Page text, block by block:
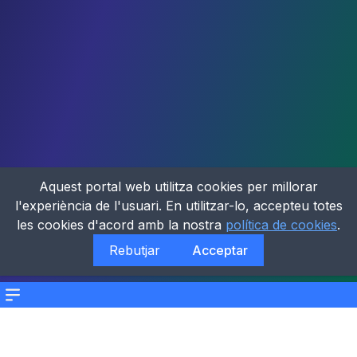
Menu
Aquest portal web utilitza cookies per millorar
l'experiència de l'usuari. En utilitzar-lo, accepteu totes
les cookies d'acord amb la nostra política de cookies.
Rebutjar
Acceptar